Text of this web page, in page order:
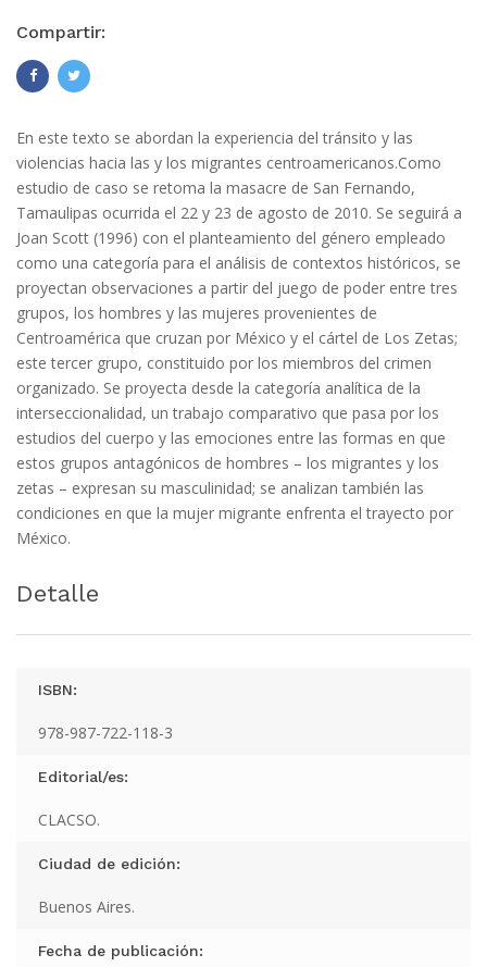
Compartir:
En este texto se abordan la experiencia del tránsito y las
violencias hacia las y los migrantes centroamericanos.Como
estudio de caso se retoma la masacre de San Fernando,
Tamaulipas ocurrida el 22 y 23 de agosto de 2010. Se seguirá a
Joan Scott (1996) con el planteamiento del género empleado
como una categoría para el análisis de contextos históricos, se
proyectan observaciones a partir del juego de poder entre tres
grupos, los hombres y las mujeres provenientes de
Centroamérica que cruzan por México y el cártel de Los Zetas;
este tercer grupo, constituido por los miembros del crimen
organizado. Se proyecta desde la categoría analítica de la
interseccionalidad, un trabajo comparativo que pasa por los
estudios del cuerpo y las emociones entre las formas en que
estos grupos antagónicos de hombres – los migrantes y los
zetas – expresan su masculinidad; se analizan también las
condiciones en que la mujer migrante enfrenta el trayecto por
México.
Detalle
ISBN:
978-987-722-118-3
Editorial/es:
CLACSO.
Ciudad de edición:
Buenos Aires.
Fecha de publicación: